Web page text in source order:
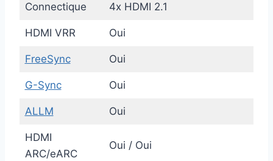
Connectique 4x HDMI 2.1
HDMI VRR Oui
FreeSync Oui
G-Sync Oui
ALLM Oui
HDMI
ARC/eARC
Oui / Oui